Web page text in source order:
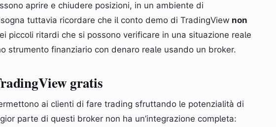
aprire e chiudere posizioni, in un ambiente di
tuttavia ricordare che il conto demo di TradingView non
piccoli ritardi che si possono verificare in una situazione reale
strumento finanziario con denaro reale usando un broker.
gratis
ai clienti di fare trading sfruttando le potenzialità di
parte di questi broker non ha un’integrazione completa: